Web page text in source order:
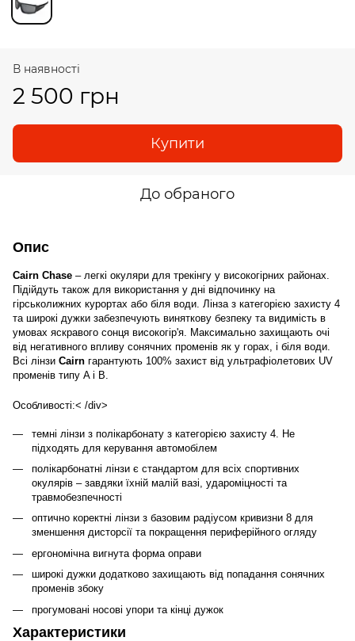
В наявності
2 500 грн
Купити
До обраного
Опис
Cairn Chase – легкі окуляри для трекінгу у високогірних районах.
Підійдуть також для використання у дні відпочинку на
гірськолижних курортах або біля води. Лінза з категорією захисту 4
та широкі дужки забезпечують виняткову безпеку та видимість в
умовах яскравого сонця високогір'я. Максимально захищають очі
від негативного впливу сонячних променів як у горах, і біля води.
Всі лінзи Cairn гарантують 100% захист від ультрафіолетових UV
променів типу A і B.
Особливості:< /div>
темні лінзи з полікарбонату з категорією захисту 4. Не
підходять для керування автомобілем
полікарбонатні лінзи є стандартом для всіх спортивних
окулярів – завдяки їхній малій вазі, удароміцності та
травмобезпечності
оптично коректні лінзи з базовим радіусом кривизни 8 для
зменшення дисторсії та покращення периферійного огляду
ергономічна вигнута форма оправи
широкі дужки додатково захищають від попадання сонячних
променів збоку
прогумовані носові упори та кінці дужок
Характеристики